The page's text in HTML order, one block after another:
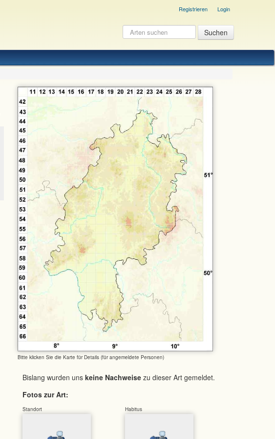
Registrieren Login
Bitte klicken Sie die Karte für Details (für angemeldete Personen)
Bislang wurden uns keine Nachweise zu dieser Art gemeldet.
Fotos zur Art:
Standort Habitus